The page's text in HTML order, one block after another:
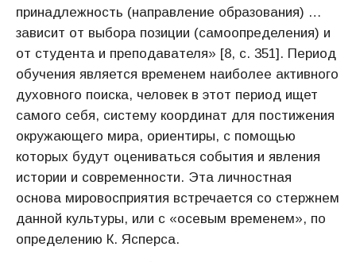
принадлежность (направление образования) …
зависит от выбора позиции (самоопределения) и
от студента и преподавателя» [8, с. 351]. Период
обучения является временем наиболее активного
духовного поиска, человек в этот период ищет
самого себя, систему координат для постижения
окружающего мира, ориентиры, с помощью
которых будут оцениваться события и явления
истории и современности. Эта личностная
основа мировосприятия встречается со стержнем
данной культуры, или с «осевым временем», по
определению К. Ясперса.